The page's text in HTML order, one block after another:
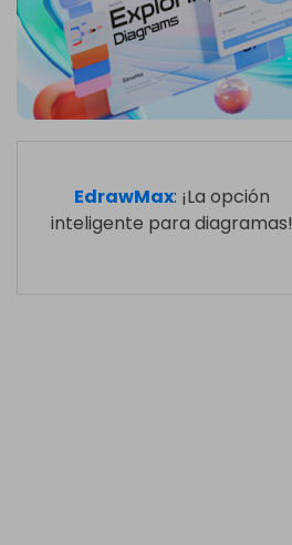
EdrawMax: ¡La opción
inteligente para diagramas!